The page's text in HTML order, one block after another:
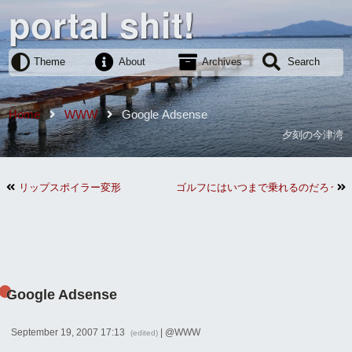
portal shit!
Theme About Archives Search
Home WWW Google Adsense
夕刻の今津湾
リップスポイラー変形 ゴルフにはいつまで乗れるのだろうか
Google Adsense
September 19, 2007 17:13 (edited) | @WWW